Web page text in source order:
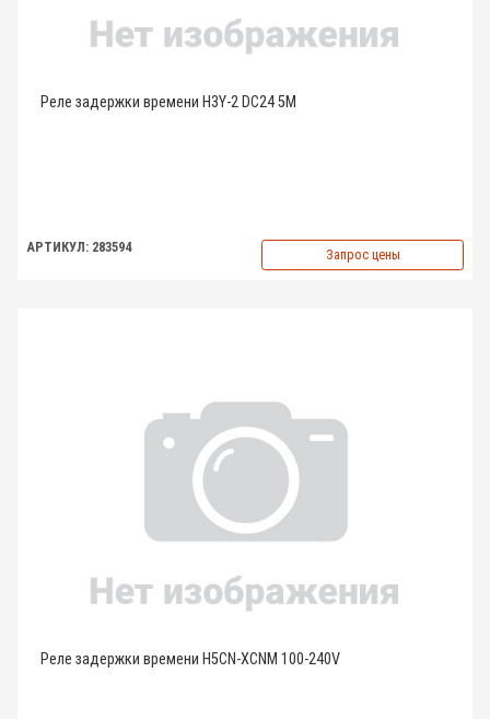
Реле задержки времени H3Y-2 DC24 5M
АРТИКУЛ: 283594 Запрос цены
Реле задержки времени H5CN-XCNM 100-240V